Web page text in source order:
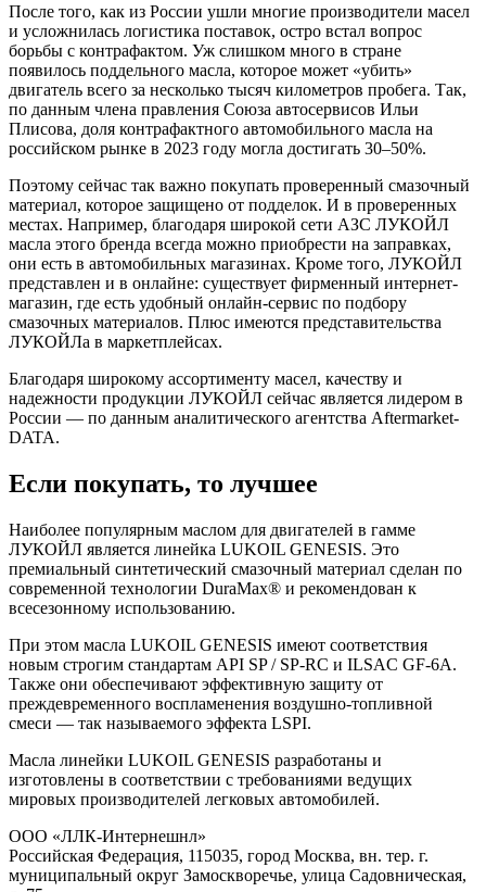
После того, как из России ушли многие производители масел
и усложнилась логистика поставок, остро встал вопрос
борьбы с контрафактом. Уж слишком много в стране
появилось поддельного масла, которое может «убить»
двигатель всего за несколько тысяч километров пробега. Так,
по данным члена правления Союза автосервисов Ильи
Плисова, доля контрафактного автомобильного масла на
российском рынке в 2023 году могла достигать 30–50%.
Поэтому сейчас так важно покупать проверенный смазочный
материал, которое защищено от подделок. И в проверенных
местах. Например, благодаря широкой сети АЗС ЛУКОЙЛ
масла этого бренда всегда можно приобрести на заправках,
они есть в автомобильных магазинах. Кроме того, ЛУКОЙЛ
представлен и в онлайне: существует фирменный интернет-
магазин, где есть удобный онлайн-сервис по подбору
смазочных материалов. Плюс имеются представительства
ЛУКОЙЛа в маркетплейсах.
Благодаря широкому ассортименту масел, качеству и
надежности продукции ЛУКОЙЛ сейчас является лидером в
России — по данным аналитического агентства Aftermarket-
DATA.
Если покупать, то лучшее
Наиболее популярным маслом для двигателей в гамме
ЛУКОЙЛ является линейка LUKOIL GENESIS. Это
премиальный синтетический смазочный материал сделан по
современной технологии DuraMax® и рекомендован к
всесезонному использованию.
При этом масла LUKOIL GENESIS имеют соответствия
новым строгим стандартам API SP / SP-RC и ILSAC GF-6A.
Также они обеспечивают эффективную защиту от
преждевременного воспламенения воздушно-топливной
смеси — так называемого эффекта LSPI.
Масла линейки LUKOIL GENESIS разработаны и
изготовлены в соответствии с требованиями ведущих
мировых производителей легковых автомобилей.
ООО «ЛЛК-Интернешнл»
Российская Федерация, 115035, город Москва, вн. тер. г.
муниципальный округ Замоскворечье, улица Садовническая,